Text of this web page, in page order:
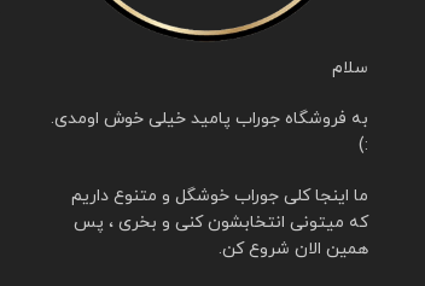
سلام
به فروشگاه جوراب پامید خیلی خوش اومدی.
:)
ما اینجا کلی جوراب خوشگل و متنوع داریم
که میتونی انتخابشون کنی و بخری ، پس
همین الان شروع کن.